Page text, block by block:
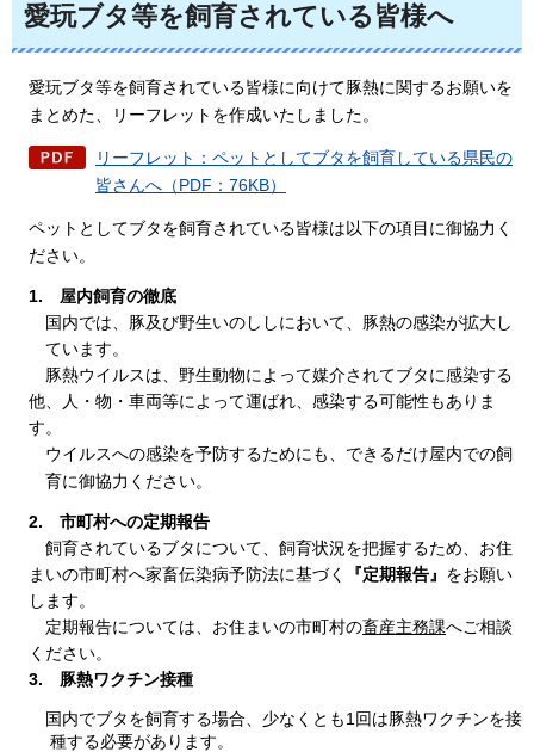
愛玩ブタ等を飼育されている皆様へ
愛玩ブタ等を飼育されている皆様に向けて豚熱に関するお願いを
まとめた、リーフレットを作成いたしました。
リーフレット：ペットとしてブタを飼育している県民の
皆さんへ（PDF：76KB）
ペットとしてブタを飼育されている皆様は以下の項目に御協力く
ださい。
1.
屋内飼育の徹底
国内では、豚及び野生いのししにおいて、豚熱の感染が拡大し
ています。
豚熱ウイルスは、 野生動物によって媒介されてブタに感染する
他、人・物・車両等によって運ばれ、感染する可能性もありま
す。
ウイルスへの感染を予防するためにも、できるだけ屋内での飼
育に御協力ください。
2.
市町村への定期報告
飼育されているブタについて、飼育状況を把握するため、お住
まいの市町村へ家畜伝染病予防法に基づく
『定期報告』 をお願い
します。
定期報告については、お住まいの市町村の畜産主務課へご相談
ください。
3. 豚熱ワクチン接種
国内でブタを飼育する場合、少なくとも1回は豚熱ワクチンを接
種する必要があります。